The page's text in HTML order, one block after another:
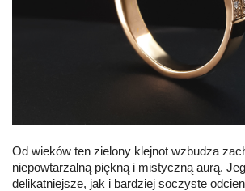
Od wieków ten zielony klejnot wzbudza
niepowtarzalną piękną i mistyczną aurą.
delikatniejsze, jak i bardziej soczyste